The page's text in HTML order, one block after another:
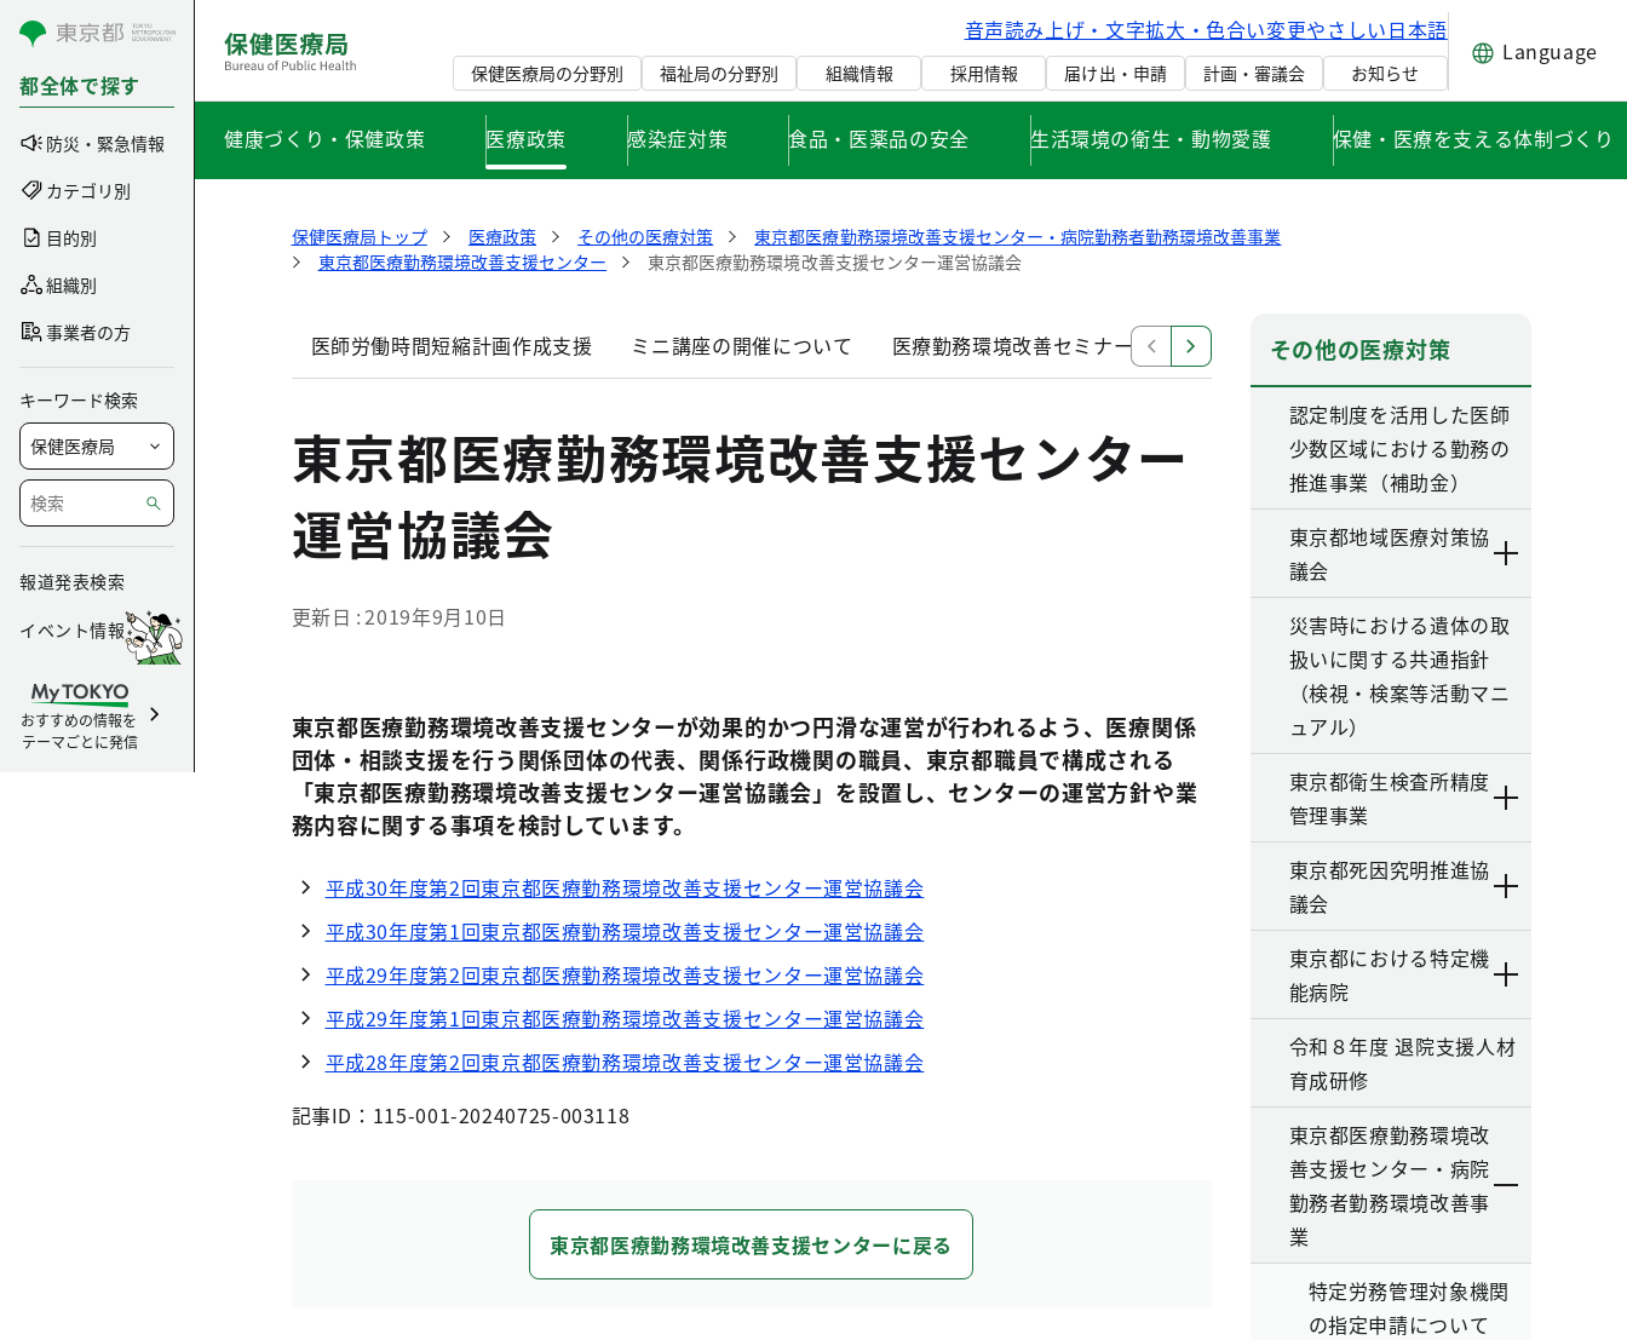
コンテンツにスキップ
都全体で探す
防災・緊急情報
カテゴリ別
目的別
組織別
事業者の方
キーワード検索
報道発表検索
イベント情報
おすすめの情報を
テーマごとに発信
音声読み上げ・文字拡大・色合い変更やさしい日本語
保健医療局の分野別 福祉局の分野別 組織情報 採用情報 届け出・申請 計画・審議会 お知らせ
Language
健康づくり・保健政策 医療政策 感染症対策 食品・医薬品の安全 生活環境の衛生・動物愛護 保健・医療を支える体制づくり
保健医療局トップ 医療政策 その他の医療対策
東京都医療勤務環境改善支援センター・病院勤務者勤務環境改善事業
東京都医療勤務環境改善支援センター
東京都医療勤務環境改善支援センター運営協議会
医師労働時間短縮計画作成支援 ミニ講座の開催について 医療勤務環境改善セミナー 東京都医療勤務環境改善支援センター運営協議会
東京都医療勤務環境改善支援センター
運営協議会
更新日 2019年9月10日
東京都医療勤務環境改善支援センターが効果的かつ円滑な運営が行われるよう、医療関係
団体・相談支援を行う関係団体の代表、関係行政機関の職員、東京都職員で構成される
「東京都医療勤務環境改善支援センター運営協議会」を設置し、センターの運営方針や業
務内容に関する事項を検討しています。
平成30年度第2回東京都医療勤務環境改善支援センター運営協議会
平成30年度第1回東京都医療勤務環境改善支援センター運営協議会
平成29年度第2回東京都医療勤務環境改善支援センター運営協議会
平成29年度第1回東京都医療勤務環境改善支援センター運営協議会
平成28年度第2回東京都医療勤務環境改善支援センター運営協議会
記事ID：115-001-20240725-003118
東京都医療勤務環境改善支援センターに戻る
その他の医療対策
認定制度を活用した医師
少数区域における勤務の
推進事業（補助金）
東京都地域医療対策協
議会
災害時における遺体の取
扱いに関する共通指針
（検視・検案等活動マニ
ュアル）
東京都衛生検査所精度
管理事業
東京都死因究明推進協
議会
東京都における特定機
能病院
令和８年度 退院支援人材
育成研修
東京都医療勤務環境改
善支援センター・病院
勤務者勤務環境改善事
業
特定労務管理対象機関
の指定申請について